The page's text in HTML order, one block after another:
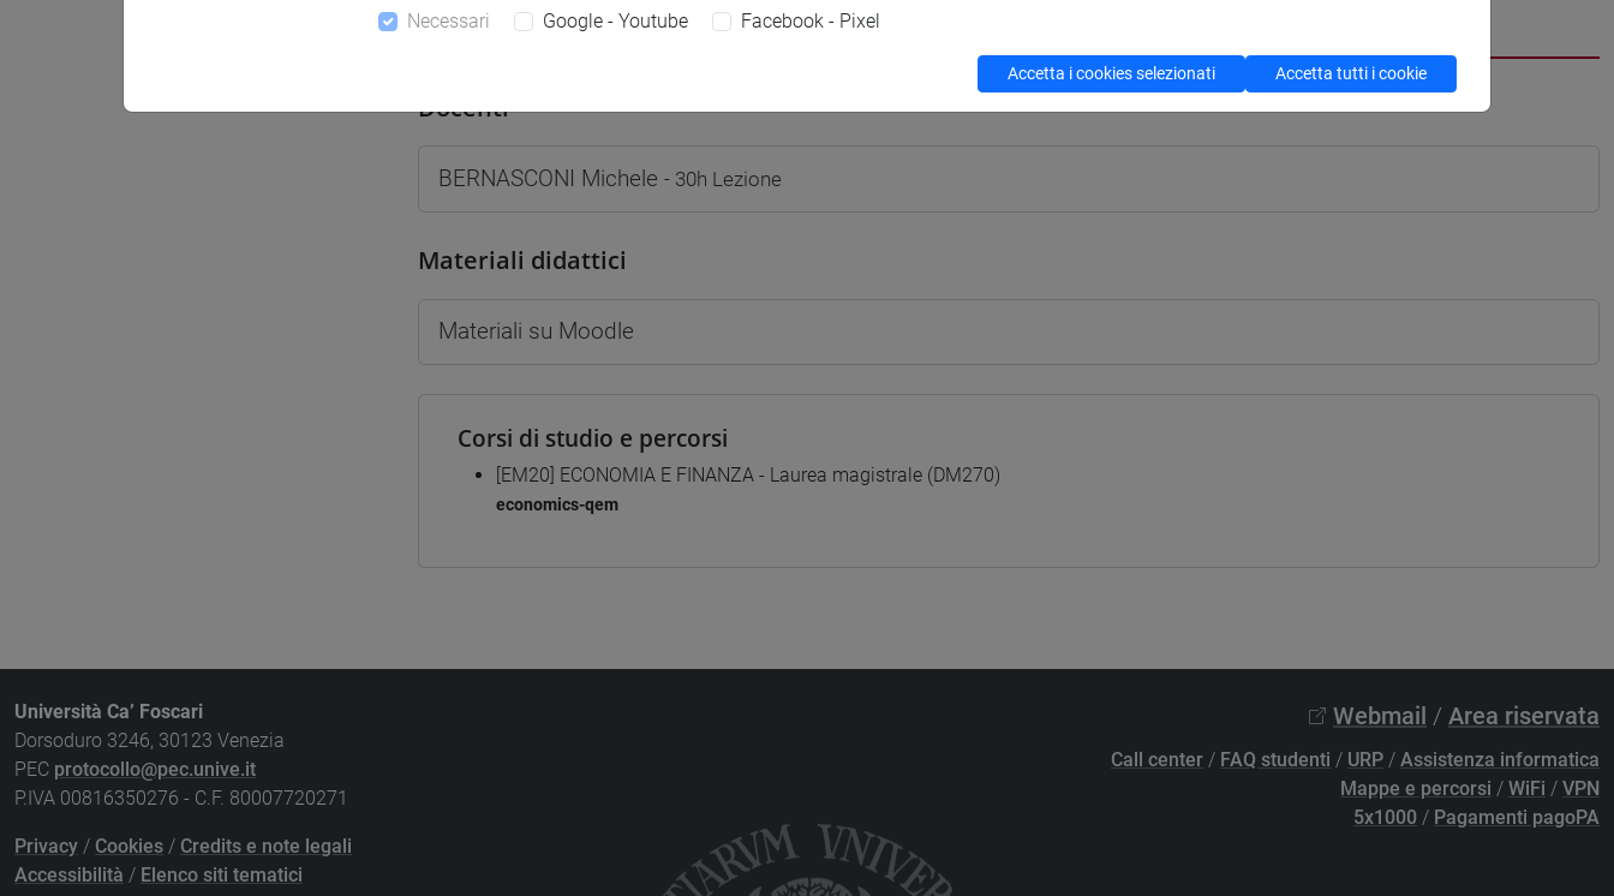
Docenti e corsi di laurea Programma
Docenti
BERNASCONI Michele - 30h Lezione
Materiali didattici
Materiali su Moodle
Corsi di studio e percorsi
[EM20] ECONOMIA E FINANZA - Laurea magistrale (DM270)
economics-qem
Università Ca’ Foscari
Dorsoduro 3246, 30123 Venezia
PEC protocollo@pec.unive.it
P.IVA 00816350276 - C.F. 80007720271
Privacy / Cookies / Credits e note legali
Accessibilità / Elenco siti tematici
Webmail / Area riservata
Call center / FAQ studenti / URP / Assistenza informatica
Mappe e percorsi / WiFi / VPN
5x1000 / Pagamenti pagoPA
Necessari Google - Youtube Facebook - Pixel
Accetta i cookies selezionati Accetta tutti i cookie